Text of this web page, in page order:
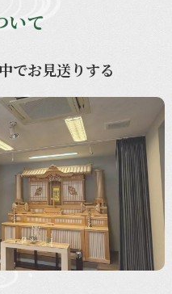
いて
でお見送りする